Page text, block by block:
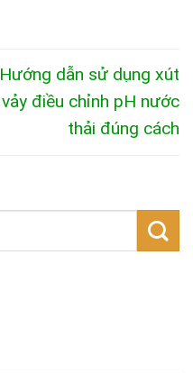
Hướng dẫn sử dụng xút
vảy điều chỉnh pH nước
thải đúng cách